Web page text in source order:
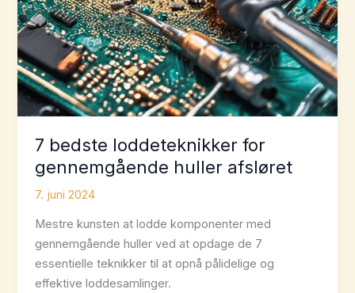
elektronik
7 bedste loddeteknikker for
gennemgående huller afsløret
7. juni 2024
Mestre kunsten at lodde komponenter med
gennemgående huller ved at opdage de 7
essentielle teknikker til at opnå pålidelige og
effektive loddesamlinger.